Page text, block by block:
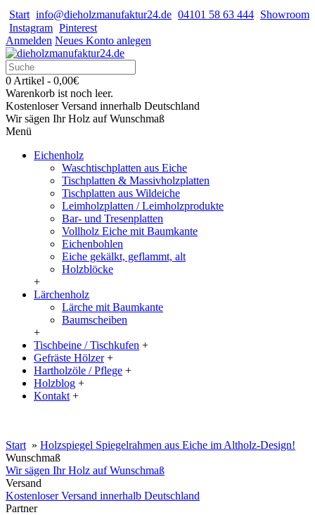
Start info@dieholzmanufaktur24.de 04101 58 63 444 Showroom
Instagram Pinterest
Anmelden Neues Konto anlegen
0 Artikel - 0,00€
Warenkorb ist noch leer.
Kostenloser Versand innerhalb Deutschland
Wir sägen Ihr Holz auf Wunschmaß
Menü
Eichenholz
Waschtischplatten aus Eiche
Tischplatten & Massivholzplatten
Tischplatten aus Wildeiche
Leimholzplatten / Leimholzprodukte
Bar- und Tresenplatten
Vollholz Eiche mit Baumkante
Eichenbohlen
Eiche gekälkt, geflammt, alt
Holzblöcke
+
Lärchenholz
Lärche mit Baumkante
Baumscheiben
+
Tischbeine / Tischkufen +
Gefräste Hölzer +
Hartholzöle / Pflege +
Holzblog +
Kontakt +
Start » Holzspiegel Spiegelrahmen aus Eiche im Altholz-Design!
Wunschmaß
Wir sägen Ihr Holz auf Wunschmaß
Versand
Kostenloser Versand innerhalb Deutschland
Partner